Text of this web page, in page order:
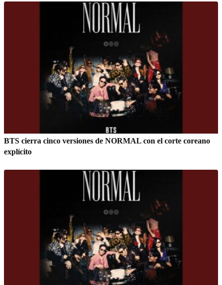
BTS cierra cinco versiones de NORMAL con el corte coreano
explícito